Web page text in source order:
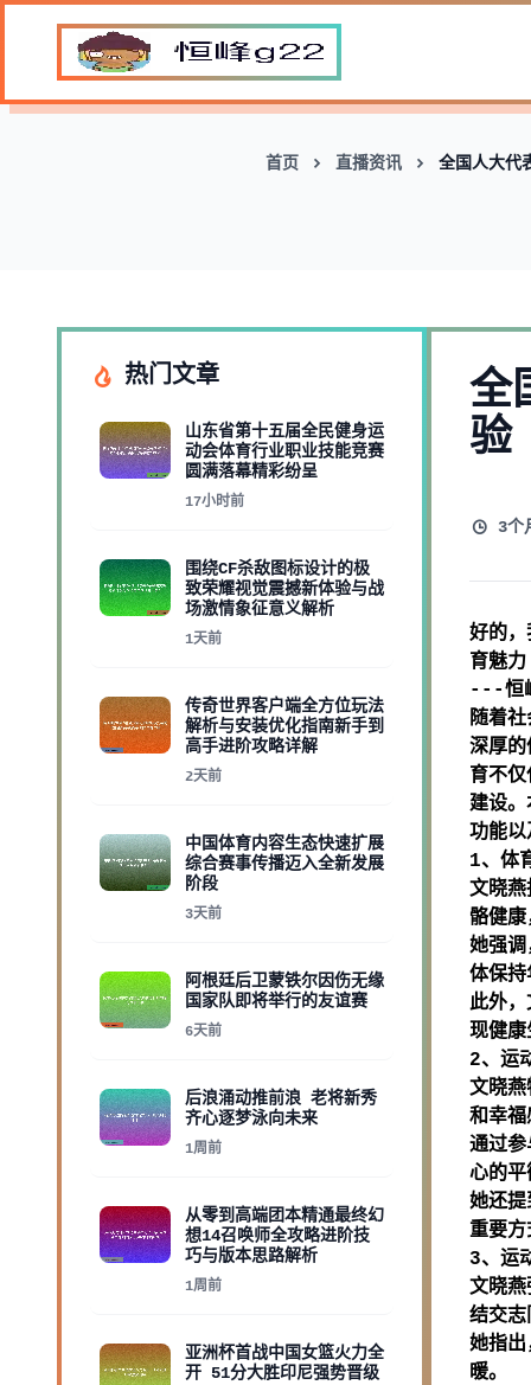
首页 直播资讯 全国人大代
热门文章
山东省第十五届全民健身运
动会体育行业职业技能竞赛
圆满落幕精彩纷呈
17小时前
围绕CF杀敌图标设计的极
致荣耀视觉震撼新体验与战
场激情象征意义解析
1天前
传奇世界客户端全方位玩法
解析与安装优化指南新手到
高手进阶攻略详解
2天前
中国体育内容生态快速扩展
综合赛事传播迈入全新发展
阶段
3天前
阿根廷后卫蒙铁尔因伤无缘
国家队即将举行的友谊赛
6天前
后浪涌动推前浪 老将新秀
齐心逐梦泳向未来
1周前
从零到高端团本精通最终幻
想14召唤师全攻略进阶技
巧与版本思路解析
1周前
亚洲杯首战中国女篮火力全
开 51分大胜印尼强势晋级
全
验
3个
好的，
育魅
---恒
随着
深厚的
育不
建设。
功能以
1、体
文晓燕
骼健
她强调
体保持
此外，
现健康
2、运
文晓燕
和幸福
通过参
心的平
她还提
重要方
3、运
文晓燕
结交志
她指出
暖。